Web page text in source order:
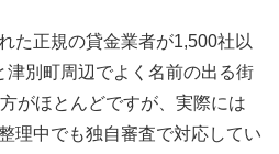
た正規の貸金業者が1,500社以
津別町周辺でよく名前の出る街
がほとんどですが、実際には
理中でも独自審査で対応してい